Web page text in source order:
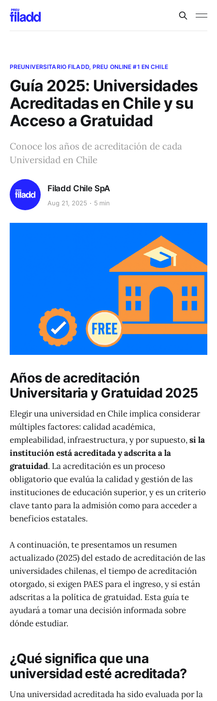
PREUNIVERSITARIO FILADD, PREU ONLINE #1 EN CHILE
Guía 2025: Universidades
Acreditadas en Chile y su
Acceso a Gratuidad
Conoce los años de acreditación de cada
Universidad en Chile
Filadd Chile SpA
Aug 21, 2025 5 min
Años de acreditación
Universitaria y Gratuidad 2025
Elegir una universidad en Chile implica considerar
múltiples factores: calidad académica,
empleabilidad, infraestructura, y por supuesto,si la
institución está acreditada y adscrita a la
gratuidad. La acreditación es un proceso
obligatorio que evalúa la calidad y gestión de las
instituciones de educación superior, y es un criterio
clave tanto para la admisión como para acceder a
beneficios estatales.
A continuación, te presentamos un resumen
actualizado (2025) del estado de acreditación de las
universidades chilenas, el tiempo de acreditación
otorgado, si exigen PAES para el ingreso, y si están
adscritas a la política de gratuidad. Esta guía te
ayudará a tomar una decisión informada sobre
dónde estudiar.
¿Qué significa que una
universidad esté acreditada?
Una universidad acreditada ha sido evaluada por la